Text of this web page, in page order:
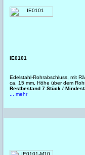
IE0101
Edelstahl-Rohrabschluss, mit
ca. 15 mm, Höhe über dem
Restbestand 7 Stück /
... mehr